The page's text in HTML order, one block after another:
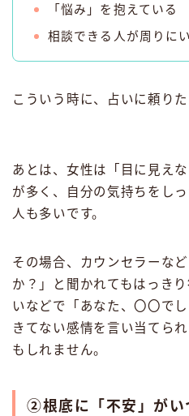
「悩み」を抱えている
相談できる人が周りに
こういう時に、占いに頼り
あとは、女性は「目に見え
が多く、自分の気持ちをし
人も多いです。
その場合、カウンセラーな
か？」と聞かれてもはっき
いなどで「あなた、〇〇で
きてない感情を言い当てら
もしれません。
②根底に「不安」がい